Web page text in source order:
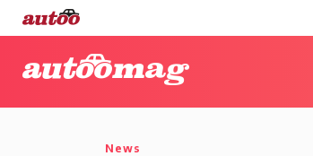
News